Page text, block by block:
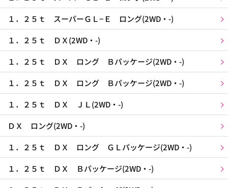
１．２５ｔ スーパーＧＬ−Ｅ ロング(2WD・-)
１．２５ｔ ＤＸ(2WD・-)
１．２５ｔ ＤＸ ロング Ｂパッケージ(2WD・-)
１．２５ｔ ＤＸ ロング Ｂパッケージ(2WD・-)
１．２５ｔ ＤＸ ＪＬ(2WD・-)
ＤＸ ロング(2WD・-)
１．２５ｔ ＤＸ ロング ＧＬパッケージ(2WD・-)
１．２５ｔ ＤＸ Ｂパッケージ(2WD・-)